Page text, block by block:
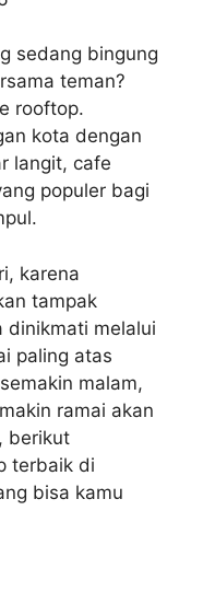
sedang bingung
teman?
rooftop.
kota dengan
langit, cafe
populer bagi
karena
tampak
dinikmati melalui
paling atas
malam,
ramai akan
berikut
terbaik di
bisa kamu